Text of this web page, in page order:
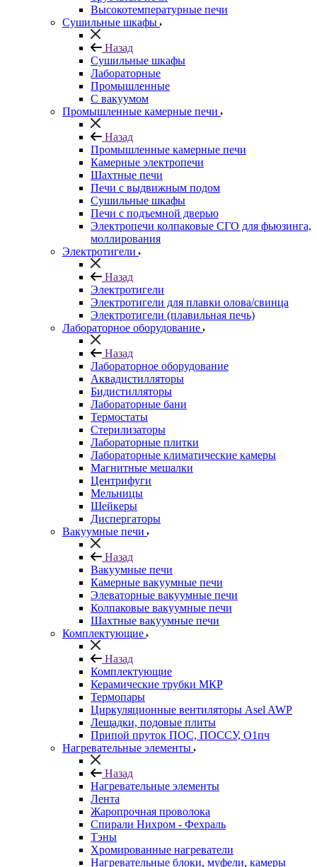
Высокотемпературные печи
Сушильные шкафы
Назад
Сушильные шкафы
Лабораторные
Промышленные
С вакуумом
Промышленные камерные печи
Назад
Промышленные камерные печи
Камерные электропечи
Шахтные печи
Печи с выдвижным подом
Сушильные шкафы
Печи с подъемной дверью
Электропечи колпаковые СГО для фьюзинга,
моллирования
Электротигели
Назад
Электротигели
Электротигели для плавки олова/свинца
Электротигели (плавильная печь)
Лабораторное оборудование
Назад
Лабораторное оборудование
Аквадистилляторы
Бидистилляторы
Лабораторные бани
Термостаты
Стерилизаторы
Лабораторные плитки
Лабораторные климатические камеры
Магнитные мешалки
Центрифуги
Мельницы
Шейкеры
Диспергаторы
Вакуумные печи
Назад
Вакуумные печи
Камерные вакуумные печи
Элеваторные вакуумные печи
Колпаковые вакуумные печи
Шахтные вакуумные печи
Комплектующие
Назад
Комплектующие
Керамические трубки МКР
Термопары
Циркуляционные вентиляторы Asel AWP
Лещадки, подовые плиты
Припой пруток ПОС, ПОССУ, О1пч
Нагревательные элементы
Назад
Нагревательные элементы
Лента
Жаропрочная проволока
Спирали Нихром - Фехраль
Тэны
Хромированные нагреватели
Нагревательные блоки, муфели, камеры